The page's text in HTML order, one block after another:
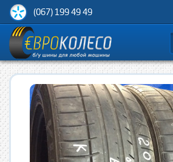
(067) 199 49 49